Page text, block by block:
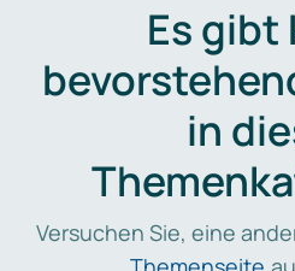
Es gibt
in
Versuchen Sie, eine